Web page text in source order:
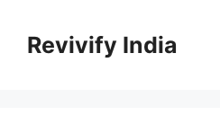
contentRevivify India